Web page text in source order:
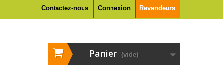
Connexion Revendeurs
Contactez-nous
Panier (vide)